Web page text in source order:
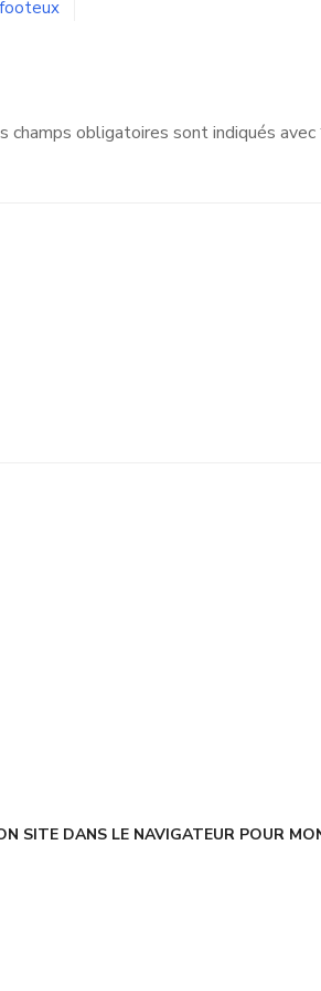
champs obligatoires sont indiqués avec
SITE DANS LE NAVIGATEUR POUR